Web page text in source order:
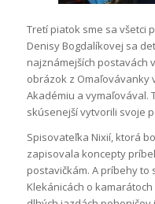
Tretí piatok sme sa všetci
Denisy Bogdalíkovej sa
najznámejších postavách
obrázok z Omaľovávanky
Akadémiu a vymaľovával.
skúsenejší vytvorili svoje
Spisovateľka Nixií, ktorá
zapisovala koncepty
postavičkám. A príbehy to
Klekánicách o